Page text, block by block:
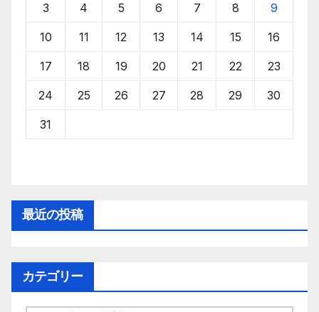
3 4 5 6 7 8 9
10 11 12 13 14 15 16
17 18 19 20 21 22 23
24 25 26 27 28 29 30
31
最近の投稿
カテゴリー